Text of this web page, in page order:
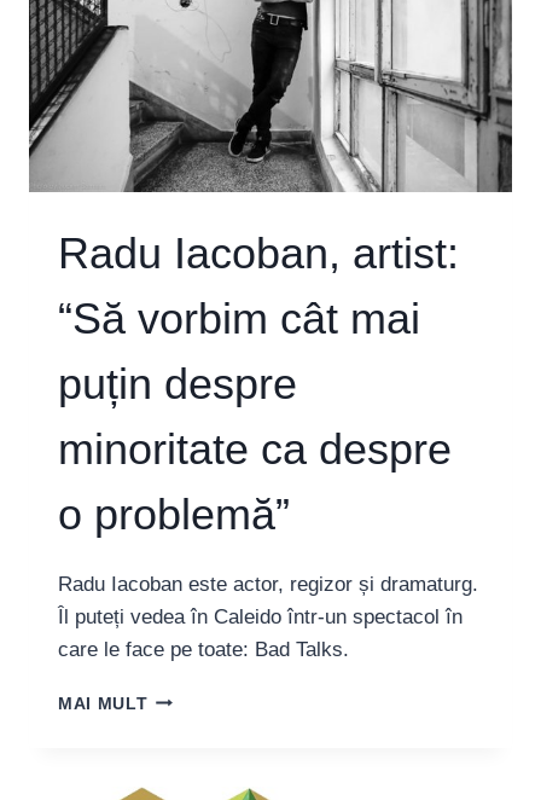
Radu Iacoban, artist:
“Să vorbim cât mai
puțin despre
minoritate ca despre
o problemă”
Radu Iacoban este actor, regizor și dramaturg.
Îl puteți vedea în Caleido într-un spectacol în
care le face pe toate: Bad Talks.
MAI MULTRADU